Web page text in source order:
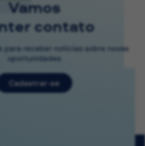
Vamos
contato
para receber notícias sobre novas
oportunidades
Cadastrar-se